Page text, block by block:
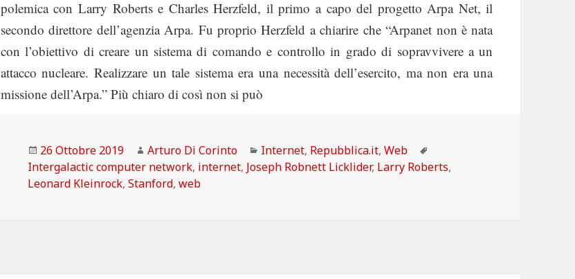
polemica con Larry Roberts e Charles Herzfeld, il primo a capo del progetto Arpa Net, il
secondo direttore dell’agenzia Arpa. Fu proprio Herzfeld a chiarire che “Arpanet non è nata
con l’obiettivo di creare un sistema di comando e controllo in grado di sopravvivere a un
attacco nucleare. Realizzare un tale sistema era una necessità dell’esercito, ma non era una
missione dell’Arpa.” Più chiaro di così non si può
Scritto
il
26 Ottobre 2019 Autore
Arturo Di Corinto Categorie
Internet, Repubblica.it,Web
Intergalactic computer network, internet, Joseph Robnett Licklider, Larry Roberts,
Leonard Kleinrock,Stanford,web